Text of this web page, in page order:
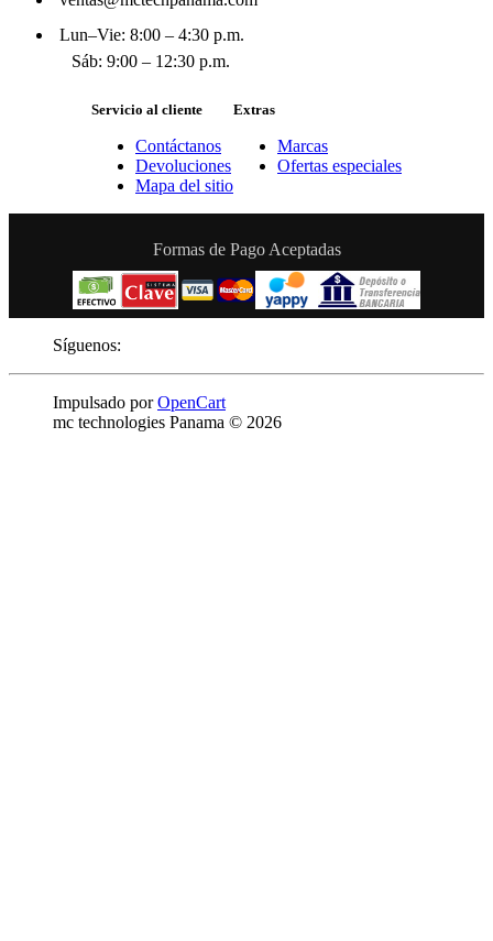
Lun–Vie: 8:00 – 4:30 p.m.
Sáb: 9:00 – 12:30 p.m.
Servicio al cliente
Contáctanos
Devoluciones
Mapa del sitio
Extras
Marcas
Ofertas especiales
Formas de Pago Aceptadas
Síguenos:
Impulsado porOpenCart
mc technologies Panama © 2026